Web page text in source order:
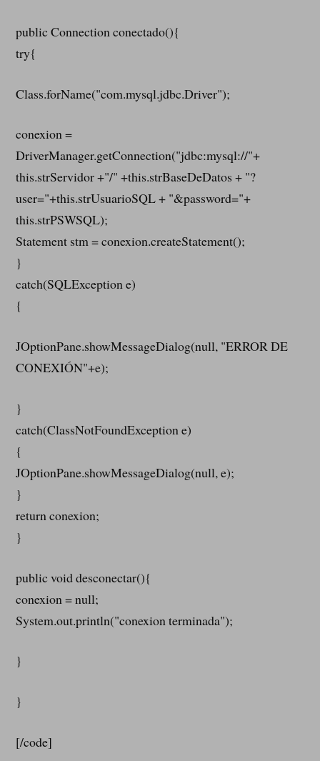
public Connection conectado(){
try{
Class.forName("com.mysql.jdbc.Driver");
conexion =
DriverManager.getConnection("jdbc:mysql://"+
this.strServidor +"/" +this.strBaseDeDatos + "?
user="+this.strUsuarioSQL + "&password="+
this.strPSWSQL);
Statement stm = conexion.createStatement();
}
catch(SQLException e)
{
JOptionPane.showMessageDialog(null, "ERROR DE
CONEXIÓN"+e);
}
catch(ClassNotFoundException e)
{
JOptionPane.showMessageDialog(null, e);
}
return conexion;
}
public void desconectar(){
conexion = null;
System.out.println("conexion terminada");
}
}
[/code]